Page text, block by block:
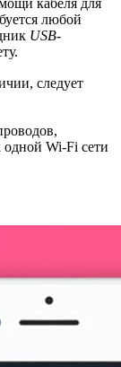
любой
USB-
следует
одной Wi-Fi сети